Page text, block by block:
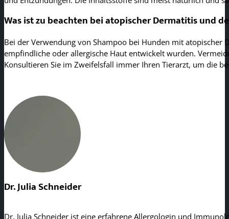
Was ist zu beachten bei atopischer Dermatitis und
Bei der Verwendung von Shampoo bei Hunden mit
empfindliche oder allergische Haut entwickelt wurden.
Konsultieren Sie im Zweifelsfall immer Ihren Tierarzt, um die
Dr. Julia Schneider
Dr. Julia Schneider ist eine erfahrene Allergologin und